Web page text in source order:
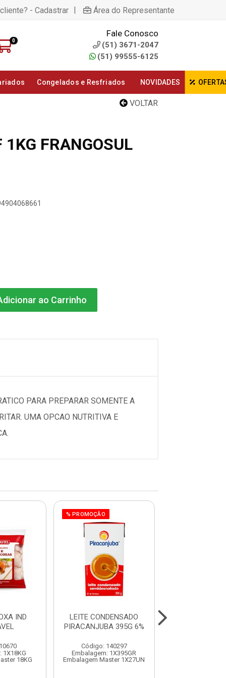
- Cadastrar | Área do Representante
0
Fale Conosco
(51) 3671-2047
(51) 99555-6125
Congelados e Resfriados NOVIDADES
VOLTAR
1KG FRANGOSUL
ao Carrinho
PARA PREPARAR SOMENTE A
UMA OPCAO NUTRITIVA E
IND
1X18KG
18KG
% PROMOÇÃO
LEITE CONDENSADO
PIRACANJUBA 395G 6%
Código: 140297
Embalagem: 1X395GR
Embalagem Master 1X27UN